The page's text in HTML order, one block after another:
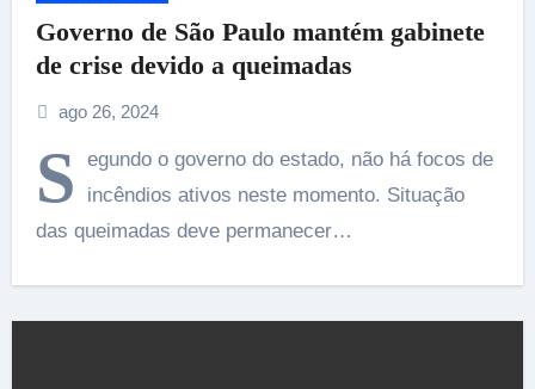
Governo de São Paulo mantém gabinete
de crise devido a queimadas
ago 26, 2024
S
egundo o governo do estado, não há focos de
incêndios ativos neste momento. Situação
das queimadas deve permanecer…